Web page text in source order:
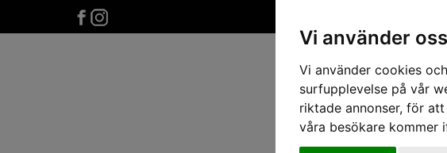
Vi använder
Vi använder cookies
surfupplevelse på vår
riktade annonser, för
våra besökare kommer